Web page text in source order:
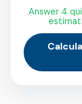
Answer 4